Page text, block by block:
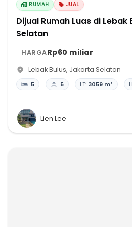
RUMAH JUAL
Dijual Rumah Luas di
Selatan
HARGARp60 miliar
Lebak Bulus, Jakarta Selatan
5 5 LT: 3059 m²
Lien Lee